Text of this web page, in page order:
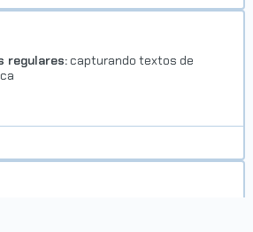
regulares: capturando textos de